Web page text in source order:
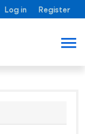
Log in Register